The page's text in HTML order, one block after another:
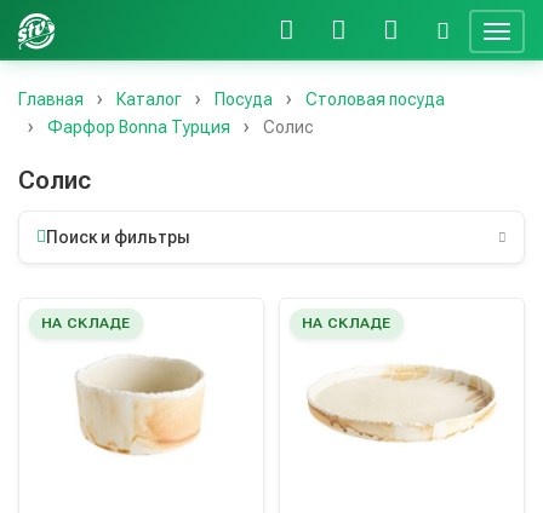
Главная Каталог Посуда
Столовая посуда
Фарфор Bonna Турция
Солис
Солис
Поиск и фильтры
НА СКЛАДЕ НА СКЛАДЕ